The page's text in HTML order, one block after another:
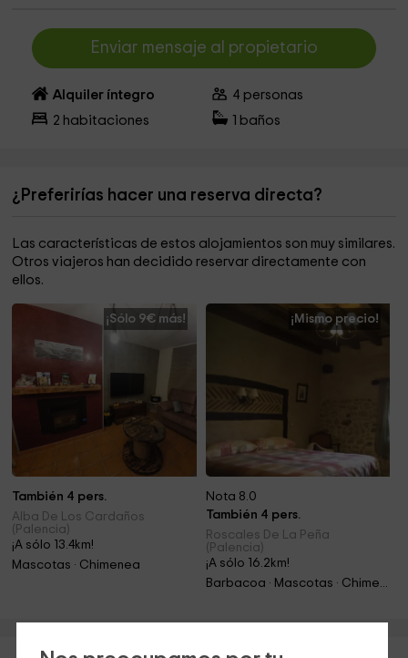
Enviar mensaje al propietario
Alquiler íntegro 4 personas
2 habitaciones baños
¿Preferirías hacer una reserva directa?
Las características de estos alojamientos son muy similares.
Otros viajeros han decidido reservar directamente con
ellos.
¡Sólo 9€ más!
También 4 pers.
Alba De Los Cardaños
(Palencia)
¡A sólo 13.4km!
Mascotas · Chimenea
¡Mismo precio!
Nota 8.0
También 4 pers.
Roscales De La Peña
(Palencia)
¡A sólo 16.2km!
Barbacoa · Mascotas · Chimenea